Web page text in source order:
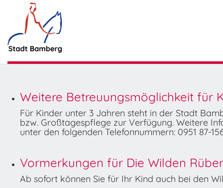
Weitere Betreuungsmöglichkeit für
Für Kinder unter 3 Jahren steht in der Stadt
bzw. Großtagespflege zur Verfügung. Weitere
unter den folgenden Telefonnummern: 0951 87-
Vormerkungen für Die Wilden
Ab sofort können Sie für Ihr Kind auch bei den